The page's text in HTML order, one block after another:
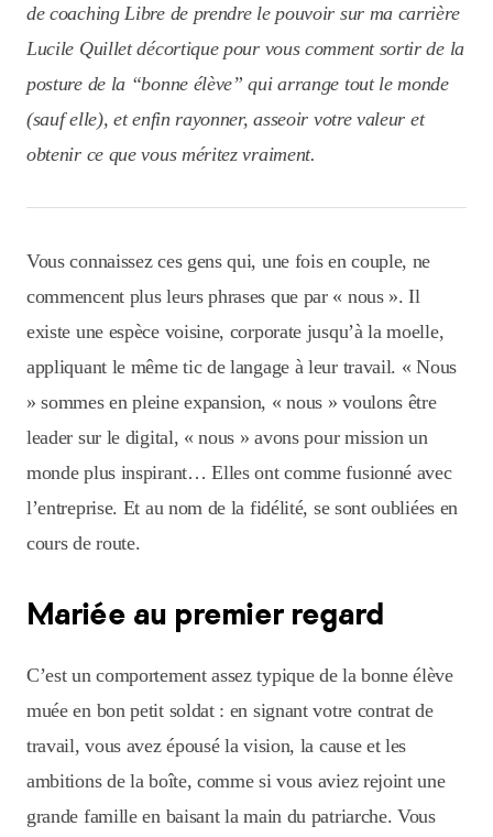
de coaching Libre de prendre le pouvoir sur ma carrière
Lucile Quillet décortique pour vous comment sortir de la
posture de la “bonne élève” qui arrange tout le monde
(sauf elle), et enfin rayonner, asseoir votre valeur et
obtenir ce que vous méritez vraiment.
Vous connaissez ces gens qui, une fois en couple, ne
commencent plus leurs phrases que par « nous ». Il
existe une espèce voisine, corporate jusqu’à la moelle,
appliquant le même tic de langage à leur travail. « Nous
» sommes en pleine expansion, « nous » voulons être
leader sur le digital, « nous » avons pour mission un
monde plus inspirant… Elles ont comme fusionné avec
l’entreprise. Et au nom de la fidélité, se sont oubliées en
cours de route.
Mariée au premier regard
C’est un comportement assez typique de la bonne élève
muée en bon petit soldat : en signant votre contrat de
travail, vous avez épousé la vision, la cause et les
ambitions de la boîte, comme si vous aviez rejoint une
grande famille en baisant la main du patriarche. Vous